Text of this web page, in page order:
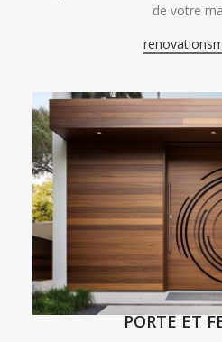
de votre
PORTE ET